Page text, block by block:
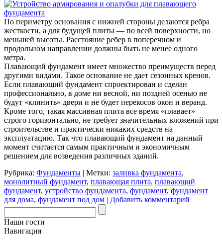
По периметру основания с нижней стороны делаются ребра
жесткости, а для будущей плиты — по всей поверхности, но
меньшей высоты. Расстояние ребер в поперечном и
продольном направлении должны быть не менее одного
метра.
Плавающий фундамент имеет множество преимуществ перед
другими видами. Такое основание не дает сезонных кренов.
Если плавающий фундамент спроектирован и сделан
профессионально, в доме ни весной, ни поздней осенью не
будут «клинить» двери и не будет перекосов окон и веранд.
Кроме того, такая массивная плита все время «плавает»
строго горизонтально, не требует значительных вложений при
строительстве и практически никаких средств на
эксплуатацию. Так что плавающий фундамент на данный
момент считается самым практичным и экономичным
решением для возведения различных зданий.
Рубрика: Фундаменты | Метки: заливка фундамента,
монолитный фундамент, плавающая плита, плавающий
фундамент, устройство фундамента, фундамент, фундамент
для дома, фундамент под дом | Добавить комментарий
Наши гости
Навигация